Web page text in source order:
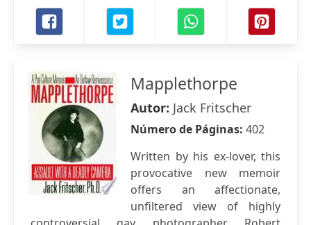
Mapplethorpe
Autor: Jack Fritscher
Número de Páginas: 402
Written by his ex-lover, this
provocative new memoir
offers an affectionate,
unfiltered view of highly